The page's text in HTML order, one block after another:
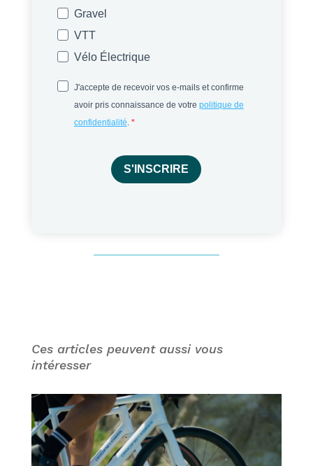
Gravel
VTT
Vélo Électrique
J'accepte de recevoir vos e-mails et confirme
avoir pris connaissance de votre politique de
confidentialité.
S'INSCRIRE
Ces articles peuvent aussi vous
intéresser